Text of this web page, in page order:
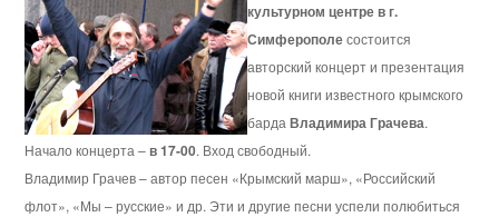
культурном центре в г.
Симферополесостоится
авторский концерт и презентация
новой книги известного крымского
бардаВладимира Грачева.
Начало концерта –в 17-00. Вход свободный.
Владимир Грачев – автор песен «Крымский марш», «Российский
флот», «Мы – русские» и др. Эти и другие песни успели полюбиться